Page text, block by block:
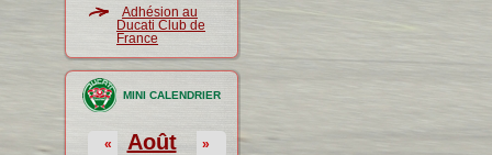
Adhésion au
Ducati Club de
France
MINI CALENDRIER
Août
« »